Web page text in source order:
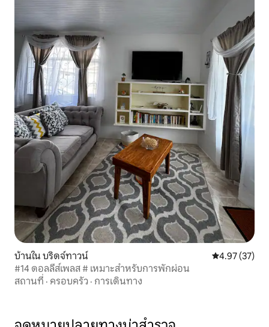
บ้านใน บริดจ์ทาวน์ คะแนนเฉลี่ย
4.97 (37)
#14 ดอลลี่ส์เพลส # เหมาะสำหรับการพักผ่อน
สถานที่ · ครอบครัว · การเดินทาง